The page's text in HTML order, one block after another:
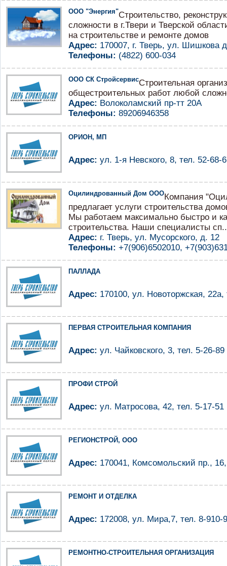
ООО "Энергия"Строительство,
сложности в г.Твери и Тверской
на строительстве и ремонте домов
Адрес: 170007, г. Тверь, ул. Шишкова
Телефоны: (4822) 600-034
ООО СК СтройсервисСтроительная
общестроительных работ любой
Адрес: Волоколамский пр-тт 20А
Телефоны: 89206946358
ОРИОН, МП
Адрес: ул. 1-я Невского, 8, тел. 52-68-
Оцилиндрованный Дом ОООКомпания
предлагает услуги строительства
Мы работаем максимально быстро и
строительства. Наши специалисты
Адрес: г. Тверь, ул. Мусорского, д. 12
Телефоны: +7(906)6502010,
ПАЛЛАДА
Адрес: 170100, ул. Новоторжская, 22а,
ПЕРВАЯ СТРОИТЕЛЬНАЯ КОМПАНИЯ
Адрес: ул. Чайковского, 3, тел. 5-26-89
ПРОФИ СТРОЙ
Адрес: ул. Матросова, 42, тел. 5-17-51
РЕГИОНСТРОЙ, ООО
Адрес: 170041, Комсомольский пр.,
РЕМОНТ И ОТДЕЛКА
Адрес: 172008, ул. Мира,7, тел. 8-910-
РЕМОНТНО-СТРОИТЕЛЬНАЯ ОРГАНИЗАЦИЯ